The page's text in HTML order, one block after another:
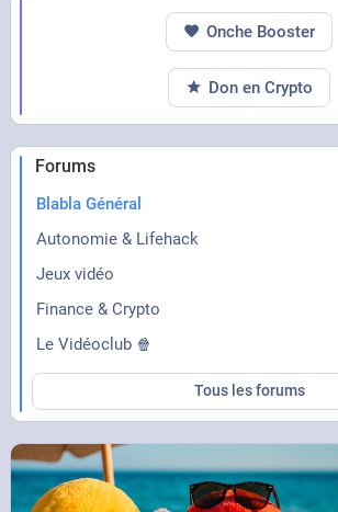
Forums
Blabla Général
Autonomie & Lifehack
Jeux vidéo
Finance & Crypto
Le Vidéoclub 🍿
Tous les forums
Onche Booster
Don en Crypto